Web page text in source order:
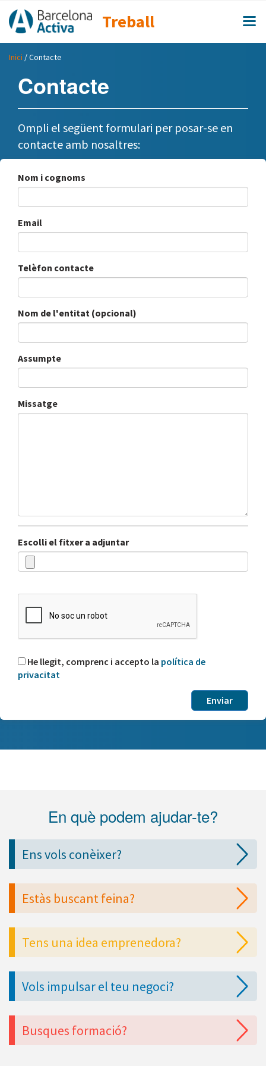
Treball
Inici / Contacte
Contacte
Ompli el següent formulari per posar-se en
contacte amb nosaltres:
Nom i cognoms
Email
Telèfon contacte
Nom de l'entitat (opcional)
Assumpte
Missatge
Escolli el fitxer a adjuntar
He llegit, comprenc i accepto la política de
privacitat
En què podem ajudar-te?
Ens vols conèixer?
Estàs buscant feina?
Tens una idea emprenedora?
Vols impulsar el teu negoci?
Busques formació?